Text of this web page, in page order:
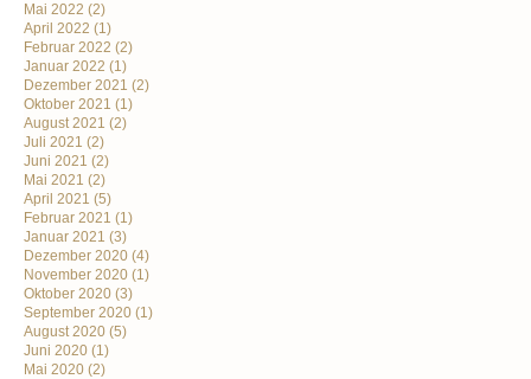
Mai 2022 (2)
April 2022 (1)
Februar 2022 (2)
Januar 2022 (1)
Dezember 2021 (2)
Oktober 2021 (1)
August 2021 (2)
Juli 2021 (2)
Juni 2021 (2)
Mai 2021 (2)
April 2021 (5)
Februar 2021 (1)
Januar 2021 (3)
Dezember 2020 (4)
November 2020 (1)
Oktober 2020 (3)
September 2020 (1)
August 2020 (5)
Juni 2020 (1)
Mai 2020 (2)